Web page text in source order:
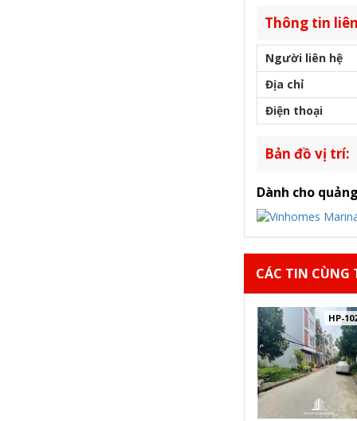
Thông tin
Người liên hệ
Địa chỉ
Điện thoại
Bản đồ vị trí:
Dành cho
CÁC TIN CÙNG
HP-